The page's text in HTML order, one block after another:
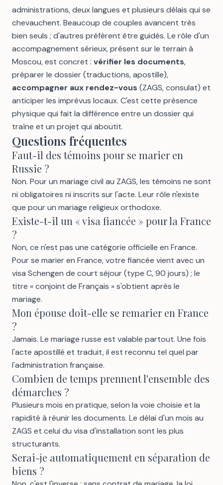
administrations, deux langues et plusieurs délais qui se
chevauchent. Beaucoup de couples avancent très
bien seuls ; d'autres préfèrent être guidés. Le rôle d'un
accompagnement sérieux, présent sur le terrain à
Moscou, est concret : vérifier les documents,
préparer le dossier (traductions, apostille),
accompagner aux rendez-vous (ZAGS, consulat) et
anticiper les imprévus locaux. C'est cette présence
physique qui fait la différence entre un dossier qui
traîne et un projet qui aboutit.
Questions fréquentes
Faut-il des témoins pour se marier en
Russie ?
Non. Pour un mariage civil au ZAGS, les témoins ne sont
ni obligatoires ni inscrits sur l'acte. Leur rôle n'existe
que pour un mariage religieux orthodoxe.
Existe-t-il un « visa fiancée » pour la France
?
Non, ce n'est pas une catégorie officielle en France.
Pour se marier en France, votre fiancée vient avec un
visa Schengen de court séjour (type C, 90 jours) ; le
titre « conjoint de Français » s'obtient après le
mariage.
Mon épouse doit-elle se remarier en France
?
Jamais. Le mariage russe est valable partout. Une fois
l'acte apostillé et traduit, il est reconnu tel quel par
l'administration française.
Combien de temps prennent l'ensemble des
démarches ?
Plusieurs mois en pratique, selon la voie choisie et la
rapidité à réunir les documents. Le délai d'un mois au
ZAGS et celui du visa d'installation sont les plus
structurants.
Serai-je automatiquement en séparation de
biens ?